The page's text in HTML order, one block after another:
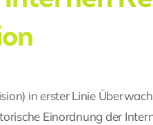
) in erster Linie
Einordnung der